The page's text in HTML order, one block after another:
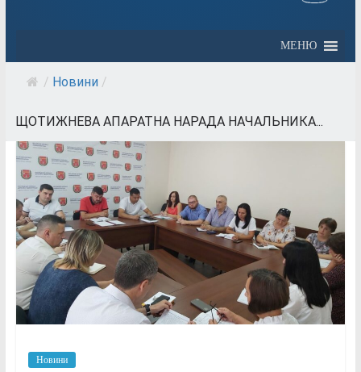
МЕНЮ
/ Новини /
ЩОТИЖНЕВА АПАРАТНА НАРАДА НАЧАЛЬНИКА...
Новини